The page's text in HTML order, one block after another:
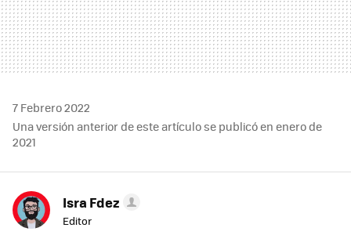
7 Febrero 2022
Una versión anterior de este artículo se publicó en enero de
2021
Isra Fdez
Editor